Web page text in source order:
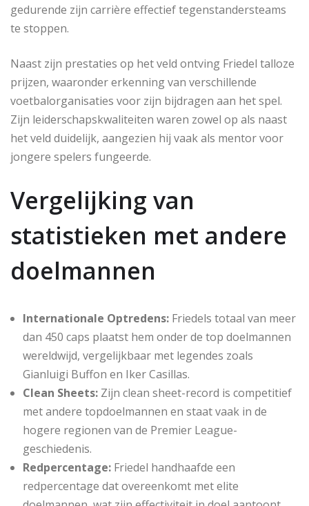
gedurende zijn carrière effectief tegenstandersteams
te stoppen.
Naast zijn prestaties op het veld ontving Friedel talloze
prijzen, waaronder erkenning van verschillende
voetbalorganisaties voor zijn bijdragen aan het spel.
Zijn leiderschapskwaliteiten waren zowel op als naast
het veld duidelijk, aangezien hij vaak als mentor voor
jongere spelers fungeerde.
Vergelijking van
statistieken met andere
doelmannen
Internationale Optredens: Friedels totaal van meer
dan 450 caps plaatst hem onder de top doelmannen
wereldwijd, vergelijkbaar met legendes zoals
Gianluigi Buffon en Iker Casillas.
Clean Sheets: Zijn clean sheet-record is competitief
met andere topdoelmannen en staat vaak in de
hogere regionen van de Premier League-
geschiedenis.
Redpercentage: Friedel handhaafde een
redpercentage dat overeenkomt met elite